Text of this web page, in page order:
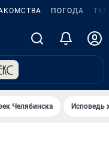
ПОГОДА
Челябинска Исповедь